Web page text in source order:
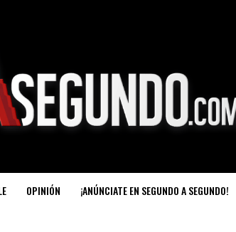
OPINIÓN ¡ANÚNCIATE EN SEGUNDO A SEGUNDO!